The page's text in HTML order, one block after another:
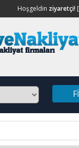
Hoşgeldin ziyaretçi![